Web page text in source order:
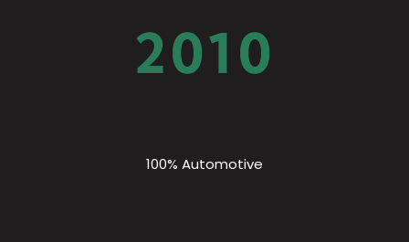
2010
100% Automotive